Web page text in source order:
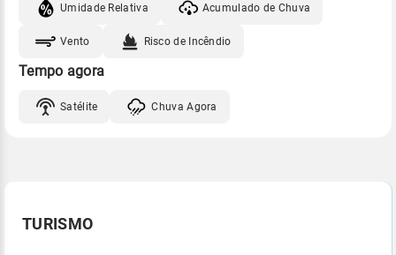
Umidade Relativa Acumulado de Chuva
Vento Risco de Incêndio
Tempo agora
Satélite Chuva Agora
TURISMO